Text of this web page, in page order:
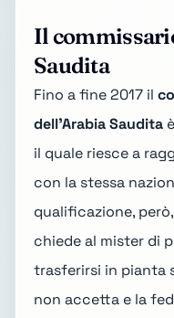
Il
Saudita
Fino a fine 2017 il
dell'Arabia Saudita
il quale riesce a
con la stessa
qualificazione,
chiede al mister di
trasferirsi in pianta
non accetta e la